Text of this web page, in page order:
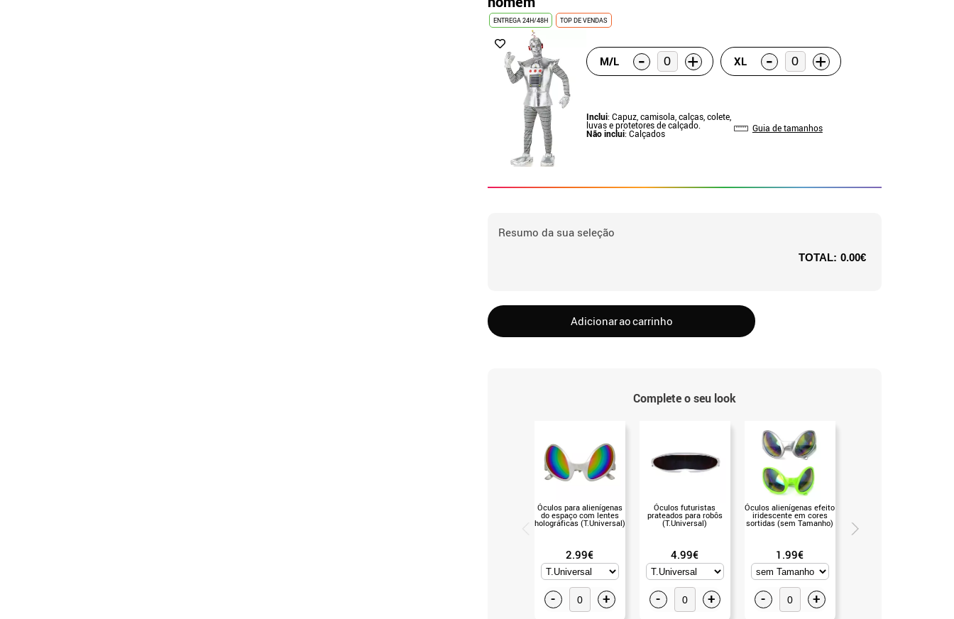
ENTREGA 24H/48H TOP DE VENDAS
M/L - + XL - +
Inclui: Capuz, camisola, calças, colete,
luvas e protetores de calçado.
Não inclui: Calçados
Guia de tamanhos
Resumo da sua seleção
TOTAL: 0.00€
Adicionar ao carrinho
Complete o seu look
Óculos para alienígenas
do espaço com lentes
holográficas (T.Universal)
2.99€
- +
Óculos futuristas
prateados para robôs
(T.Universal)
4.99€
- +
Óculos alienígenas efeito
iridescente em cores
sortidas (sem Tamanho)
1.99€
- +